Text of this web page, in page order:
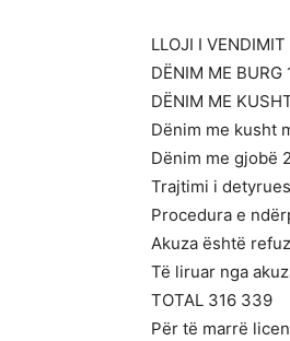
LLOJI I
DËNIM ME BURG
DËNIM ME
Dënim me kusht
Dënim me gjobë
Trajtimi i
Procedura e
Akuza është
Të liruar nga
TOTAL 316 339
Për të marrë